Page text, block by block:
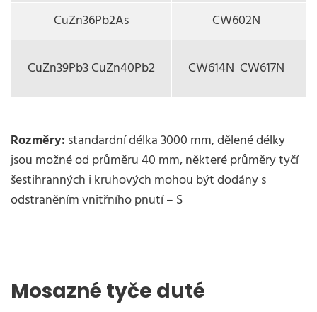
CuZn36Pb2As CW602N
CuZn39Pb3 CuZn40Pb2 CW614N CW617N
Rozměry: standardní délka 3000 mm, dělené délky
jsou možné od průměru 40 mm, některé průměry tyčí
šestihranných i kruhových mohou být dodány s
odstraněním vnitřního pnutí – S
Mosazné tyče duté